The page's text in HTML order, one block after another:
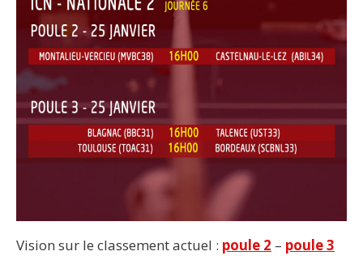
Vision sur le classement actuel : poule 2 – poule 3